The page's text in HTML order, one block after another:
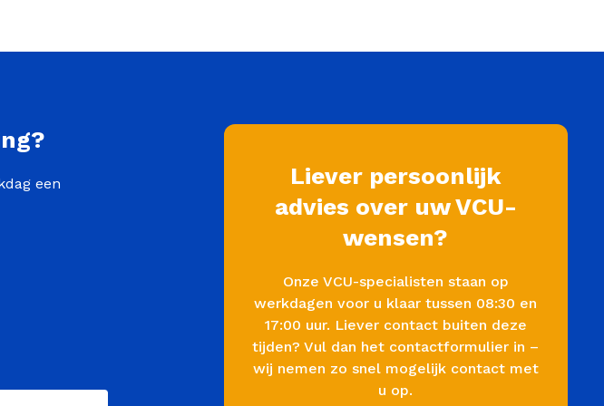
een
Liever persoonlijk
advies over uw VCU-
wensen?
Onze VCU-specialisten staan op
werkdagen voor u klaar tussen 08:30 en
17:00 uur. Liever contact buiten deze
tijden? Vul dan het contactformulier in –
wij nemen zo snel mogelijk contact met
u op.